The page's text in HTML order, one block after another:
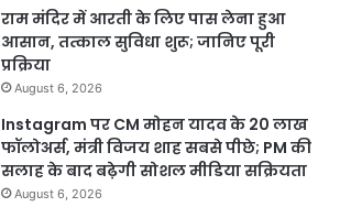
राम मंदिर में आरती के लिए पास लेना हुआ
आसान, तत्काल सुविधा शुरू; जानिए पूरी
प्रक्रिया
August 6, 2026
Instagram पर CM मोहन यादव के 20 लाख
फॉलोअर्स, मंत्री विजय शाह सबसे पीछे; PM की
सलाह के बाद बढ़ेगी सोशल मीडिया सक्रियता
August 6, 2026